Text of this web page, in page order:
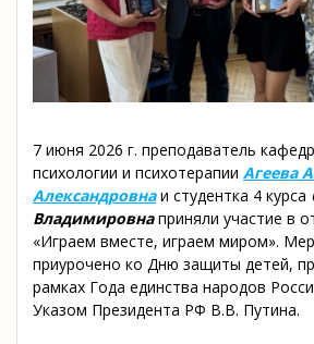
7 июня 2026 г. преподаватель
психологии и психотерапии Агеева
Александровнаи студентка 4 курса
Владимировнаприняли участие в
«Играем вместе, играем миром».
приурочено ко Дню защиты детей,
рамках Года единства народов
Указом Президента РФ В.В. Путина.